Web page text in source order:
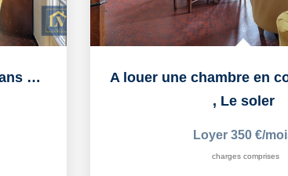
A louer chambre en colocation dans duplex T5 à LE SOLER
, Le soler
Loyer 350 €/
charges comprises